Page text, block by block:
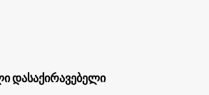
დასაქირავებელი